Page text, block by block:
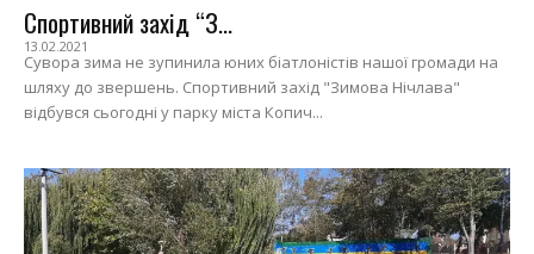
Спортивний захід “З...
13.02.2021
Сувора зима не зупинила юних біатлоністів нашої громади на
шляху до звершень. Спортивний захід "Зимова Нічлава"
відбувся сьогодні у парку міста Копич...